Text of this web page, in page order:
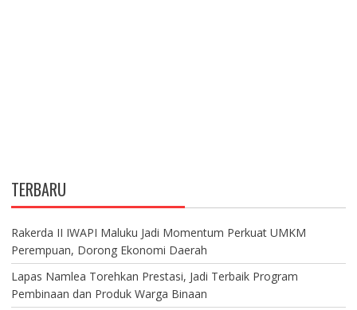
TERBARU
Rakerda II IWAPI Maluku Jadi Momentum Perkuat UMKM
Perempuan, Dorong Ekonomi Daerah
Lapas Namlea Torehkan Prestasi, Jadi Terbaik Program
Pembinaan dan Produk Warga Binaan